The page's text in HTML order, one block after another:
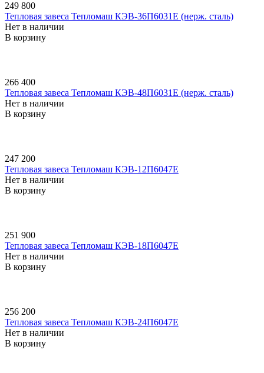
249 800
Тепловая завеса Тепломаш КЭВ-36П6031E (нерж. сталь)
Нет в наличии
В корзину
266 400
Тепловая завеса Тепломаш КЭВ-48П6031E (нерж. сталь)
Нет в наличии
В корзину
247 200
Тепловая завеса Тепломаш КЭВ-12П6047E
Нет в наличии
В корзину
251 900
Тепловая завеса Тепломаш КЭВ-18П6047E
Нет в наличии
В корзину
256 200
Тепловая завеса Тепломаш КЭВ-24П6047E
Нет в наличии
В корзину